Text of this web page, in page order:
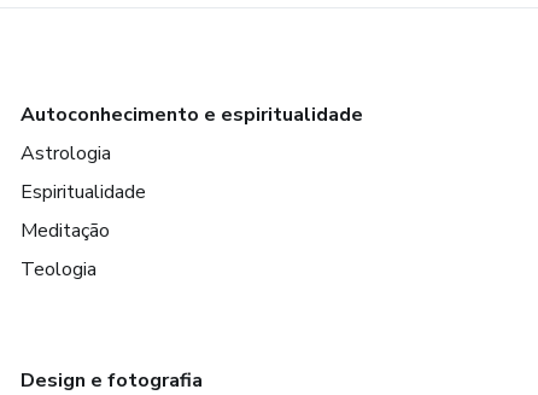
Autoconhecimento e espiritualidade
Astrologia
Espiritualidade
Meditação
Teologia
Design e fotografia